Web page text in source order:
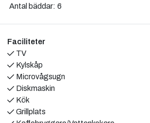
Antal bäddar: 6
Faciliteter
TV
Kylskåp
Microvågsugn
Diskmaskin
Kök
Grillplats